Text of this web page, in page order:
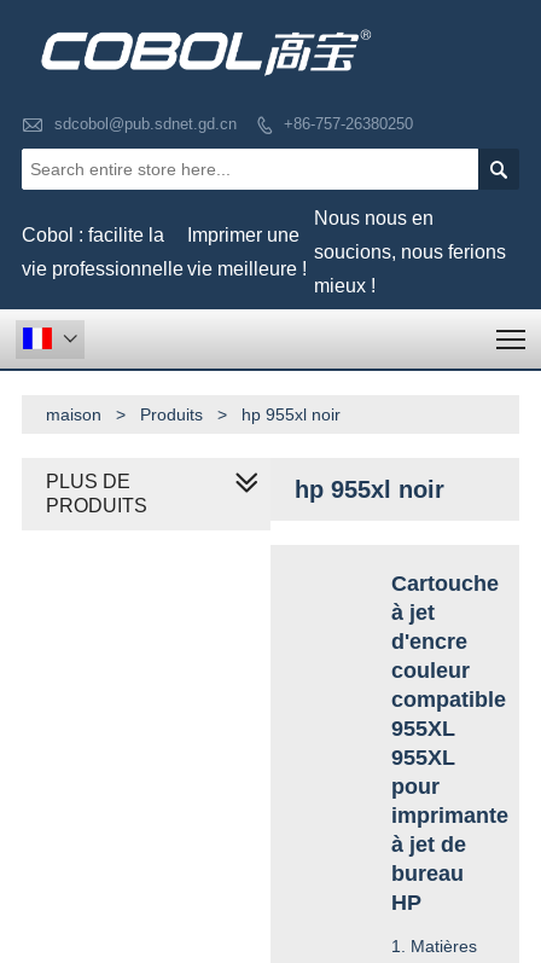
 sdcobol@pub.sdnet.gd.cn  +86-757-26380250

Cobol : facilite la
vie professionnelle
Imprimer une
vie meilleure !
Nous nous en
soucions, nous ferions
mieux !

maison > Produits > hp 955xl noir
hp 955xl noir
Cartouche
à jet
d'encre
couleur
compatible
955XL
955XL
pour
imprimante
à jet de
bureau
HP
1. Matières
PLUS DE
PRODUITS